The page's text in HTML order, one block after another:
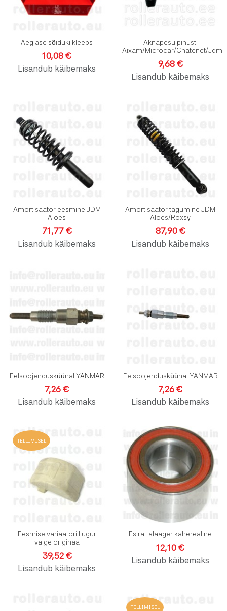
Aeglase sõiduki kleeps
10,08 €
Lisandub käibemaks
Aknapesu pihusti
Aixam/Microcar/Chatenet/Jdm
9,68 €
Lisandub käibemaks
Lisa võrdlusesse
Amortisaator eesmine JDM
Aloes
71,77 €
Lisandub käibemaks
Amortisaator tagumine JDM
Aloes/Roxsy
87,90 €
Lisandub käibemaks
Eelsoojendusküünal YANMAR
7,26 €
Lisandub käibemaks
Eelsoojendusküünal YANMAR
7,26 €
Lisandub käibemaks
TELLIMISEL Lisa soovinimekirja
Lisa võrdlusesse
Kiirvaade
Eesmise variaatori liugur
valge originaa
39,52 €
Lisandub käibemaks
Esirattalaager kaherealine
12,10 €
Lisandub käibemaks
Lisa soovinimekirja
TELLIMISEL